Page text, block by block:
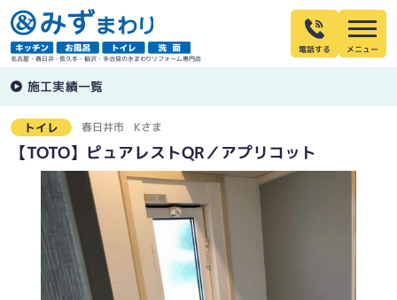
名古屋・春日井・長久手・稲沢・多治見の水まわりリフォーム専門店
電話する
施工実績一覧
トイレ 春日井市 Kさま
【TOTO】ピュアレストQR／アプリコット